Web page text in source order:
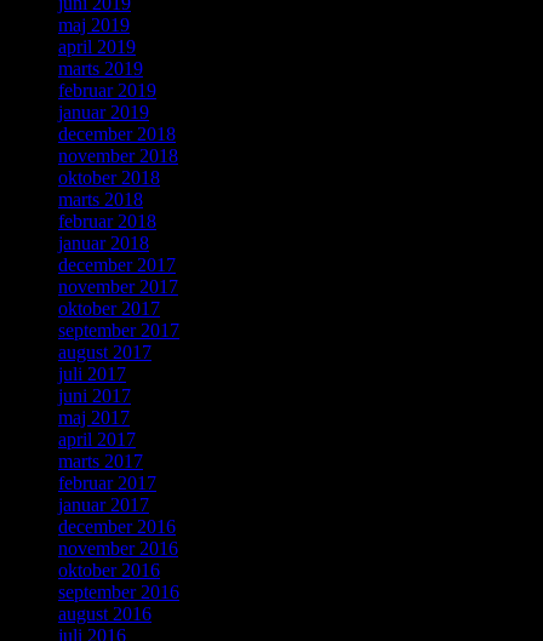
maj 2019
april 2019
marts 2019
februar 2019
januar 2019
december 2018
november 2018
oktober 2018
marts 2018
februar 2018
januar 2018
december 2017
november 2017
oktober 2017
september 2017
august 2017
juli 2017
juni 2017
maj 2017
april 2017
marts 2017
februar 2017
januar 2017
december 2016
november 2016
oktober 2016
september 2016
august 2016
juli 2016